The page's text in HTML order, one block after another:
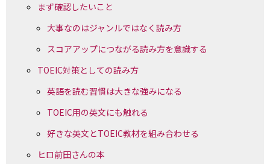
まず確認したいこと
大事なのはジャンルではなく読み方
スコアアップにつながる読み方を意識する
TOEIC対策としての読み方
英語を読む習慣は大きな強みになる
TOEIC用の英文にも触れる
好きな英文とTOEIC教材を組み合わせる
ヒロ前田さんの本